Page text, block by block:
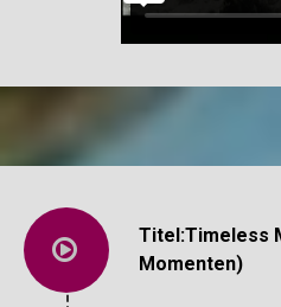
Titel:Timeless
Momenten)